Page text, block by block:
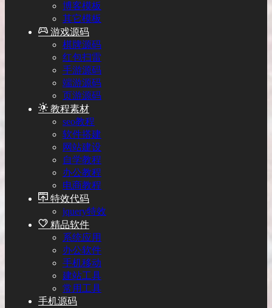
博客模板
其它模板
游戏源码
棋牌源码
红包扫雷
手游源码
端游源码
页游源码
教程素材
seo教程
软件搭建
网站建设
自学教程
办公教程
电商教程
特效代码
jquery特效
精品软件
系统应用
办公软件
手机移动
建站工具
常用工具
手机源码